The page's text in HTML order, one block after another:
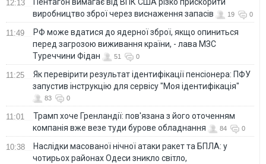
12:13
виробництво зброї через виснаження запасів
19 0
11:49
РФ може вдатися до ядерної зброї, якщо опиниться
перед загрозою виживання країни, - лава МЗС
Туреччини Фідан
51 0
11:25
Як перевірити результат ідентифікації пенсіонера: ПФУ
запустив інструкцію для сервісу "Моя ідентифікація"
83 0
11:01
Трамп хоче Гренландії: пов'язана з його оточенням
компанія вже везе туди бурове обладнання
84 0
10:38
Наслідки масованої нічної атаки ракет та БПЛА: у
чотирьох районах Одеси зникло світло,